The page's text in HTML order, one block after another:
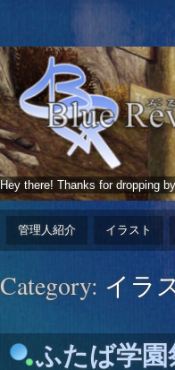
Hey there! Thanks for dropping
管理人紹介 イラスト
Category: イラ
ふたば学園